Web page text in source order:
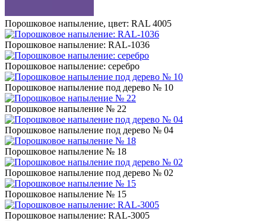
Порошковое напыление, цвет: RAL 4005
Порошковое напыление: RAL-1036
Порошковое напыление: серебро
Порошковое напыление под дерево № 10
Порошковое напыление № 22
Порошковое напыление под дерево № 04
Порошковое напыление № 18
Порошковое напыление под дерево № 02
Порошковое напыление № 15
Порошковое напыление: RAL-3005